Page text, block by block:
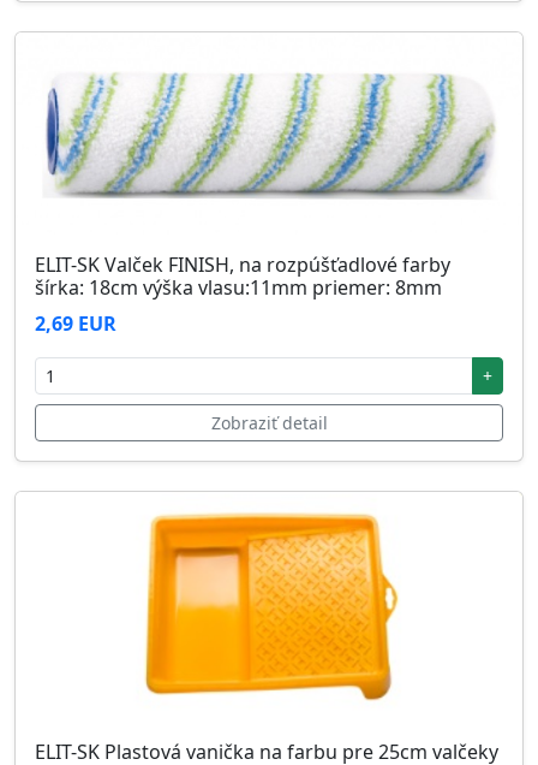
ELIT-SK Valček FINISH, na rozpúšťadlové farby
šírka: 18cm výška vlasu:11mm priemer: 8mm
2,69 EUR
+
Zobraziť detail
ELIT-SK Plastová vanička na farbu pre 25cm valčeky